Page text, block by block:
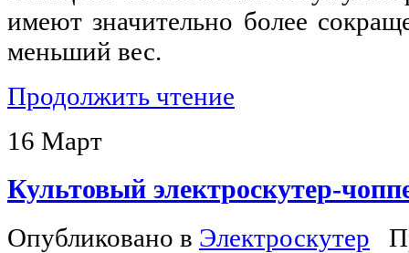
имеют значительно более
меньший вес.
Продолжить чтение
16 Март
Культовый электроскутер-
Опубликовано в Электроскутер